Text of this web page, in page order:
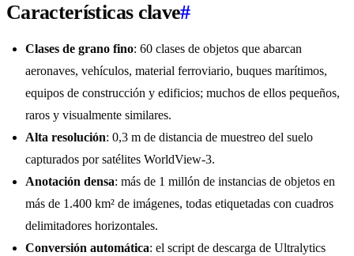
Características clave#
Clases de grano fino: 60 clases de objetos que abarcan
aeronaves, vehículos, material ferroviario, buques marítimos,
equipos de construcción y edificios; muchos de ellos pequeños,
raros y visualmente similares.
Alta resolución: 0,3 m de distancia de muestreo del suelo
capturados por satélites WorldView-3.
Anotación densa: más de 1 millón de instancias de objetos en
más de 1.400 km² de imágenes, todas etiquetadas con cuadros
delimitadores horizontales.
Conversión automática: el script de descarga de Ultralytics